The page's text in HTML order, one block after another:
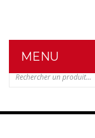
MENU
NOS PRODUITS